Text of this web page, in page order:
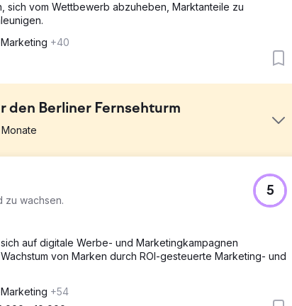
sich vom Wettbewerb abzuheben, Marktanteile zu
+40
den Berliner Fernsehturm
Monate
da er sich stark auf markenbezogene Suchen und
war gering und die Konversionsraten mussten
machte es schwierig, organische Besucher direkt auf
maßgeschneiderten SEO-Lösung ins Spiel.
der Website, die Anreicherung des Inhalts mit
zu wachsen.
5
auf digitale Werbe- und Marketingkampagnen
von Marken durch ROI-gesteuerte Marketing- und
+54